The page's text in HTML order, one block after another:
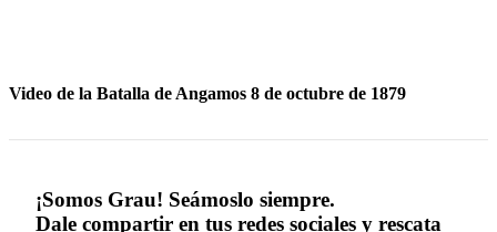
Video de la Batalla de Angamos 8 de octubre de 1879
¡Somos Grau! Seámoslo siempre.
Dale compartir en tus redes sociales y rescata